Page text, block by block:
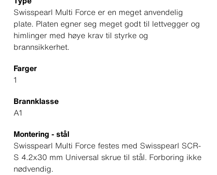
Swisspearl Multi Force er en meget anvendelig
plate. Platen egner seg meget godt til lettvegger og
himlinger med høye krav til styrke og
brannsikkerhet.
Farger
1
Brannklasse
A1
Montering - stål
Swisspearl Multi Force festes med Swisspearl SCR-
S 4.2x30 mm Universal skrue til stål. Forboring ikke
nødvendig.